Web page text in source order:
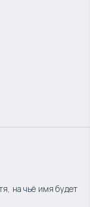
на чьё имя будет